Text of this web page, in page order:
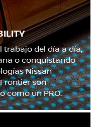
trabajo del día a día,
o conquistando
Nissan
son
como un PRO.